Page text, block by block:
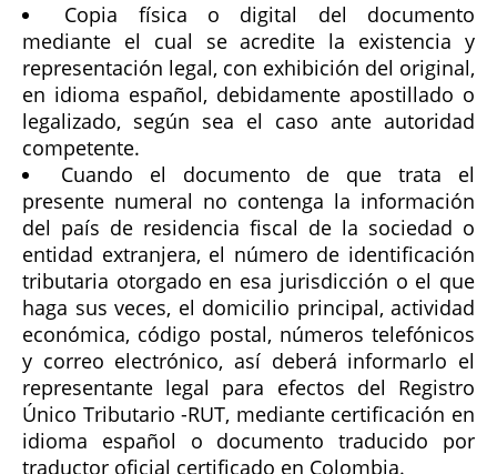
Copia física o digital del documento
mediante el cual se acredite la existencia y
representación legal, con exhibición del original,
en idioma español, debidamente apostillado o
legalizado, según sea el caso ante autoridad
competente.
Cuando el documento de que trata el
presente numeral no contenga la información
del país de residencia fiscal de la sociedad o
entidad extranjera, el número de identificación
tributaria otorgado en esa jurisdicción o el que
haga sus veces, el domicilio principal, actividad
económica, código postal, números telefónicos
y correo electrónico, así deberá informarlo el
representante legal para efectos del Registro
Único Tributario -RUT, mediante certificación en
idioma español o documento traducido por
traductor oficial certificado en Colombia.